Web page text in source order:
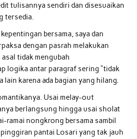
tulisannya sendiri dan disesuaikan
tersedia.
bersama, saya dan
dengan pasrah melakukan
tidak mengubah
logika antar paragraf sering “tidak
lain karena ada bagian yang hilang.
Usai melay-out
berlangsung hingga usai sholat
ramai nongkrong bersama sambil
pinggiran pantai Losari yang tak jauh